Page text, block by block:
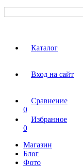
Каталог
Вход на сайт
Сравнение
0
Избранное
0
Магазин
Блог
Фото